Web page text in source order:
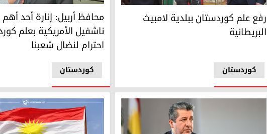
رفع علم كوردستان ببلدية لامبيث البريطانية
کوردستان
رفع علم كوردستان ببلدية لامبيث
البريطانية
محافظ أربيل: إنارة أحد أهم
کوردستان
محافظ أربيل: إنارة أحد
ناشفيل الأمريكية بعلم
احترام لنضال شعبنا